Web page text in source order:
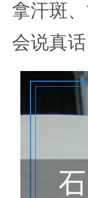
拿汗斑
会说真话